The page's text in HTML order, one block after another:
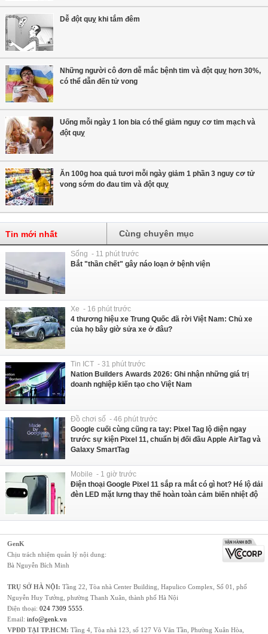
Dễ đột quỵ khi tắm đêm
Những người cô đơn dễ mắc bệnh tim và đột quỵ hơn 30%,
có thể dẫn đến tử vong
Uống mỗi ngày 1 lon bia có thể giảm nguy cơ tim mạch và
đột quỵ
Ăn 100g hoa quả tươi mỗi ngày giảm 1 phần 3 nguy cơ tử
vong sớm do đau tim và đột quỵ
Tin mới nhất Cùng chuyên mục
Sống - 11 phút trước
Bắt "thần chết" gây náo loạn ở bệnh viện
Xe - 16 phút trước
4 thương hiệu xe Trung Quốc đã rời Việt Nam: Chủ xe
của họ bây giờ sửa xe ở đâu?
Tin ICT - 31 phút trước
Nation Builders Awards 2026: Ghi nhận những giá trị
doanh nghiệp kiến tạo cho Việt Nam
Đồ chơi số - 46 phút trước
Google cuối cùng cũng ra tay: Pixel Tag lộ diện ngay
trước sự kiện Pixel 11, chuẩn bị đối đầu Apple AirTag và
Galaxy SmartTag
Mobile - 1 giờ trước
Điện thoại Google Pixel 11 sắp ra mắt có gì hot? Hé lộ dải
đèn LED mặt lưng thay thế hoàn toàn cảm biến nhiệt độ
GenK
Chịu trách nhiệm quản lý nội dung:
Bà Nguyễn Bích Minh
TRỤ SỞ HÀ NỘI: Tầng 22, Tòa nhà Center Building, Hapulico Complex, Số 01, phố
Nguyễn Huy Tưởng, phường Thanh Xuân, thành phố Hà Nội
Điện thoại: 024 7309 5555
Email: info@genk.vn
VPĐD TẠI TP.HCM: Tầng 4, Tòa nhà 123, số 127 Võ Văn Tần, Phường Xuân Hòa,